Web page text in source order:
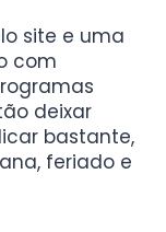
site e uma
com
deixar
bastante,
feriado e